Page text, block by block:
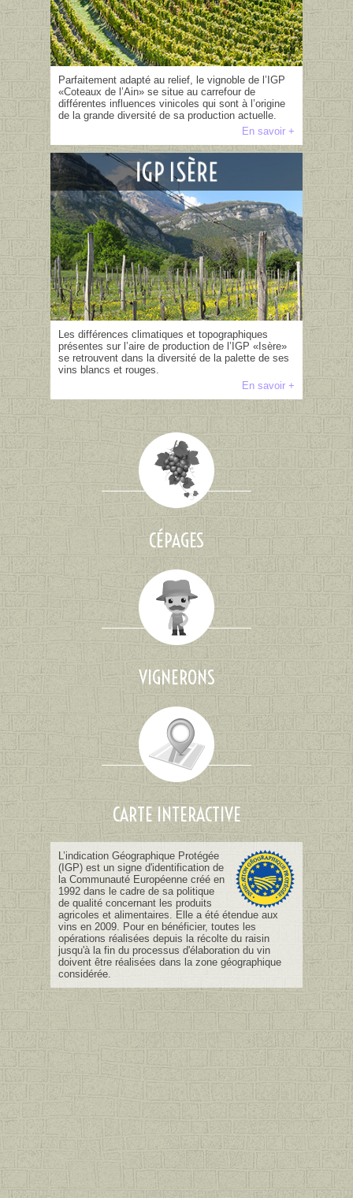
Parfaitement adapté au relief, le vignoble de l’IGP
«Coteaux de l’Ain» se situe au carrefour de
différentes influences vinicoles qui sont à l’origine
de la grande diversité de sa production actuelle.
En savoir +
Les différences climatiques et topographiques
présentes sur l’aire de production de l’IGP «Isère»
se retrouvent dans la diversité de la palette de ses
vins blancs et rouges.
En savoir +
CÉPAGES
VIGNERONS
CARTE INTERACTIVE
L’indication Géographique Protégée
(IGP) est un signe d'identification de
la Communauté Européenne créé en
1992 dans le cadre de sa politique
de qualité concernant les produits
agricoles et alimentaires. Elle a été étendue aux
vins en 2009. Pour en bénéficier, toutes les
opérations réalisées depuis la récolte du raisin
jusqu'à la fin du processus d'élaboration du vin
doivent être réalisées dans la zone géographique
considérée.